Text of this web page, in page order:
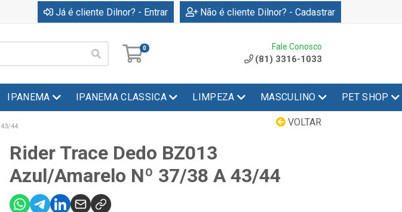
Já é cliente Dilnor? - Entrar Não é cliente Dilnor? - Cadastrar
0 Fale Conosco
(81) 3316-1033
IPANEMA IPANEMA CLASSICA LIMPEZA MASCULINO PET SHOP
VOLTAR
43/44
Rider Trace Dedo BZ013
Azul/Amarelo Nº 37/38 A 43/44